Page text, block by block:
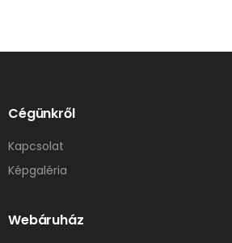
Cégünkről
Kapcsolat
Képgaléria
Webáruház